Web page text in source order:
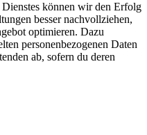
können wir den Erfolg
besser nachvollziehen,
optimieren. Dazu
personenbezogenen Daten
ab, sofern du deren